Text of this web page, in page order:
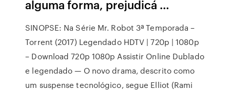
alguma forma, prejudicá …
SINOPSE: Na Série Mr. Robot 3ª Temporada –
Torrent (2017) Legendado HDTV | 720p | 1080p
– Download 720p 1080p Assistir Online Dublado
e legendado — O novo drama, descrito como
um suspense tecnológico, segue Elliot (Rami